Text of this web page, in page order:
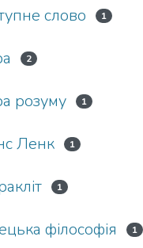
слово 1
2
розуму 1
Ленк 1
1
філософія 1